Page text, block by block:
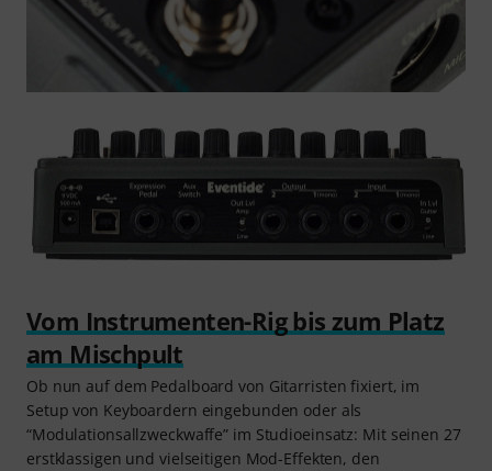
Vom Instrumenten-Rig bis zum Platz
am Mischpult
Ob nun auf dem Pedalboard von Gitarristen fixiert, im
Setup von Keyboardern eingebunden oder als
“Modulationsallzweckwaffe” im Studioeinsatz: Mit seinen 27
erstklassigen und vielseitigen Mod-Effekten, den